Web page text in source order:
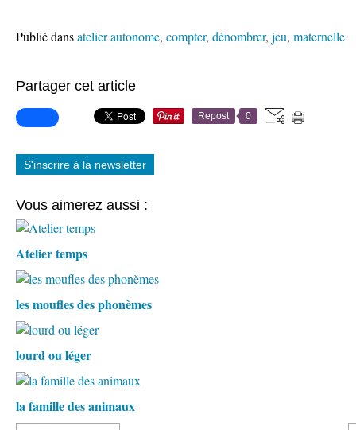
Publié dansatelier autonome, compter, dénombrer, jeu, maternelle
Partager cet article
Repost 0
S'inscrire à la newsletter
Vous aimerez aussi :
Atelier temps
les moufles des phonèmes
lourd ou léger
la famille des animaux